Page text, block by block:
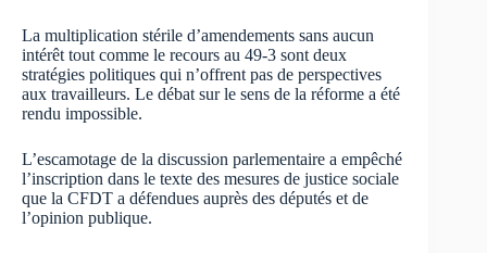
La multiplication stérile d’amendements sans aucun
intérêt tout comme le recours au 49-3 sont deux
stratégies politiques qui n’offrent pas de perspectives
aux travailleurs. Le débat sur le sens de la réforme a été
rendu impossible.
L’escamotage de la discussion parlementaire a empêché
l’inscription dans le texte des mesures de justice sociale
que la CFDT a défendues auprès des députés et de
l’opinion publique.